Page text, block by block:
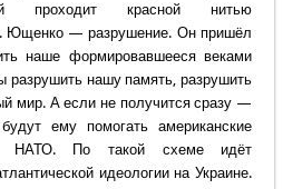
проходит красной нитью
Ющенко — разрушение. Он пришёл
наше формировавшееся веками
разрушить нашу память, разрушить
мир. А если не получится сразу —
ему помогать американские
НАТО. По такой схеме идёт
идеологии на Украине.